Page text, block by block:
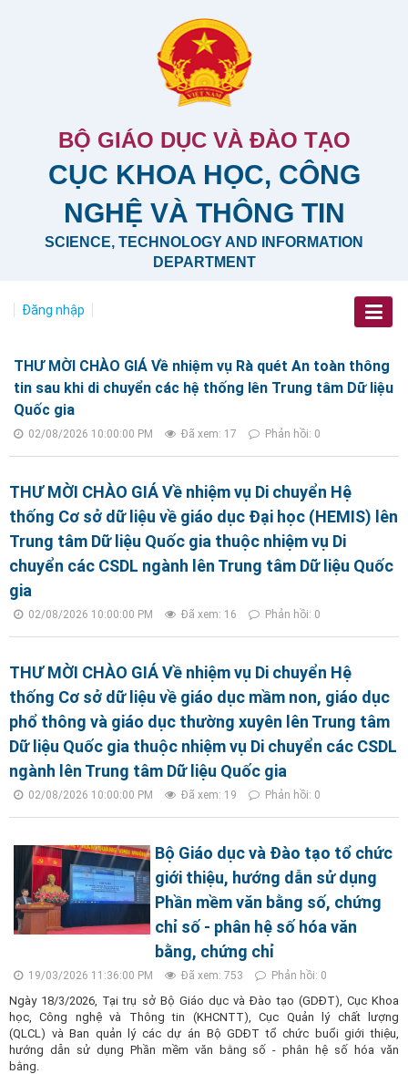
BỘ GIÁO DỤC VÀ ĐÀO TẠO
CỤC KHOA HỌC, CÔNG
NGHỆ VÀ THÔNG TIN
SCIENCE, TECHNOLOGY AND INFORMATION
DEPARTMENT
Đăng nhập
THƯ MỜI CHÀO GIÁ Về nhiệm vụ Rà quét An toàn thông
tin sau khi di chuyển các hệ thống lên Trung tâm Dữ liệu
Quốc gia
02/08/2026 10:00:00 PM Đã xem: 17 Phản hồi: 0
THƯ MỜI CHÀO GIÁ Về nhiệm vụ Di chuyển Hệ
thống Cơ sở dữ liệu về giáo dục Đại học (HEMIS) lên
Trung tâm Dữ liệu Quốc gia thuộc nhiệm vụ Di
chuyển các CSDL ngành lên Trung tâm Dữ liệu Quốc
gia
02/08/2026 10:00:00 PM Đã xem: 16 Phản hồi: 0
THƯ MỜI CHÀO GIÁ Về nhiệm vụ Di chuyển Hệ
thống Cơ sở dữ liệu về giáo dục mầm non, giáo dục
phổ thông và giáo dục thường xuyên lên Trung tâm
Dữ liệu Quốc gia thuộc nhiệm vụ Di chuyển các CSDL
ngành lên Trung tâm Dữ liệu Quốc gia
02/08/2026 10:00:00 PM Đã xem: 19 Phản hồi: 0
Bộ Giáo dục và Đào tạo tổ chức
giới thiệu, hướng dẫn sử dụng
Phần mềm văn bằng số, chứng
chỉ số - phân hệ số hóa văn
bằng, chứng chỉ
19/03/2026 11:36:00 PM Đã xem: 753 Phản hồi: 0
Ngày 18/3/2026, Tại trụ sở Bộ Giáo dục và Đào tạo (GDĐT), Cục Khoa
học, Công nghệ và Thông tin (KHCNTT), Cục Quản lý chất lượng
(QLCL) và Ban quản lý các dự án Bộ GDĐT tổ chức buổi giới thiệu,
hướng dẫn sử dụng Phần mềm văn bằng số - phân hệ số hóa văn
bằng.